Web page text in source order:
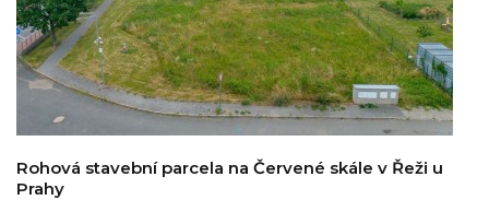
Rohová stavební parcela na Červené skále v Řeži u
Prahy